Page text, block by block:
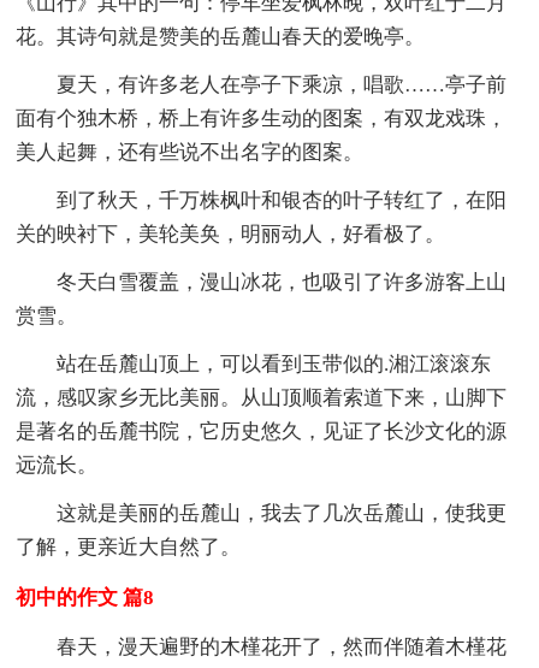
花。其诗句就是赞美的岳麓山春天的爱晚亭。
夏天，有许多老人在亭子下乘凉，唱歌……亭子前
面有个独木桥，桥上有许多生动的图案，有双龙戏珠，
美人起舞，还有些说不出名字的图案。
到了秋天，千万株枫叶和银杏的叶子转红了，在阳
关的映衬下，美轮美奂，明丽动人，好看极了。
冬天白雪覆盖，漫山冰花，也吸引了许多游客上山
赏雪。
站在岳麓山顶上，可以看到玉带似的.湘江滚滚东
流，感叹家乡无比美丽。从山顶顺着索道下来，山脚下
是著名的岳麓书院，它历史悠久，见证了长沙文化的源
远流长。
这就是美丽的岳麓山，我去了几次岳麓山，使我更
了解，更亲近大自然了。
初中的作文 篇8
春天，漫天遍野的木槿花开了，然而伴随着木槿花